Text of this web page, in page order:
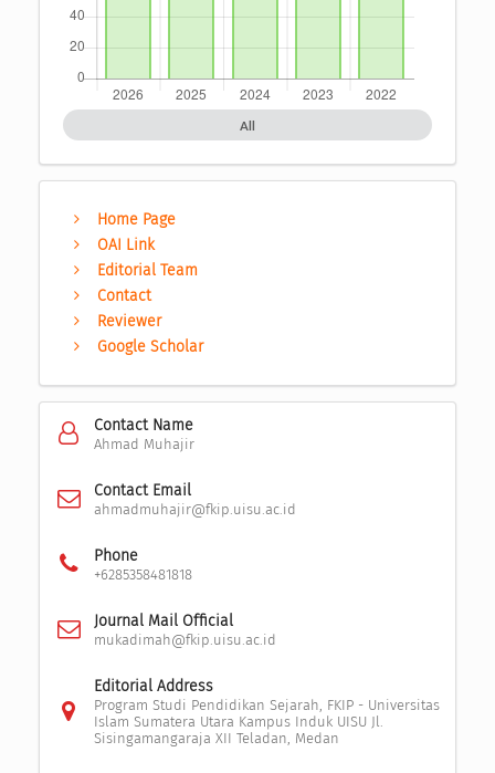
All
Home Page
OAI Link
Editorial Team
Contact
Reviewer
Google Scholar
Contact Name
Ahmad Muhajir
Contact Email
ahmadmuhajir@fkip.uisu.ac.id
Phone
+6285358481818
Journal Mail Official
mukadimah@fkip.uisu.ac.id
Editorial Address
Program Studi Pendidikan Sejarah, FKIP - Universitas
Islam Sumatera Utara Kampus Induk UISU Jl.
Sisingamangaraja XII Teladan, Medan